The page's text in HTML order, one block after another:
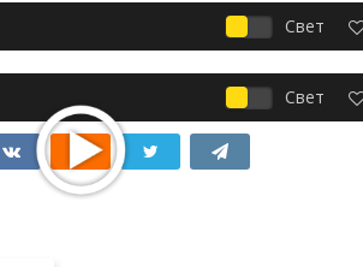
Свет
Свет